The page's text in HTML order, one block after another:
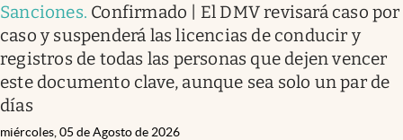
Sanciones. Confirmado | El DMV revisará caso por
caso y suspenderá las licencias de conducir y
registros de todas las personas que dejen vencer
este documento clave, aunque sea solo un par de
días
miércoles, 05 de Agosto de 2026